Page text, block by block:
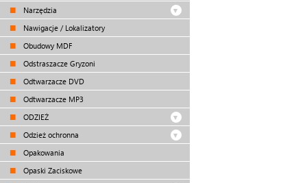
Narzędzia
Nawigacje / Lokalizatory
Obudowy MDF
Odstraszacze Gryzoni
Odtwarzacze DVD
Odtwarzacze MP3
ODZIEŻ
Odzież ochronna
Opakowania
Opaski Zaciskowe